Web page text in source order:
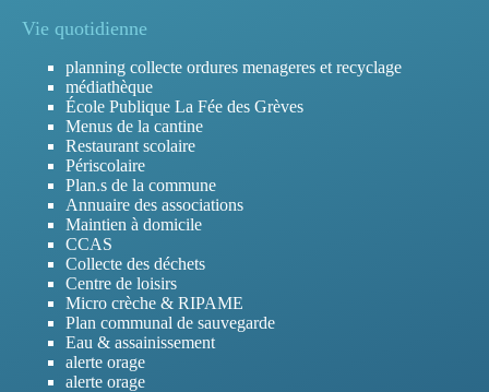
Vie quotidienne
planning collecte ordures menageres et recyclage
médiathèque
École Publique La Fée des Grèves
Menus de la cantine
Restaurant scolaire
Périscolaire
Plan.s de la commune
Annuaire des associations
Maintien à domicile
CCAS
Collecte des déchets
Centre de loisirs
Micro crèche & RIPAME
Plan communal de sauvegarde
Eau & assainissement
alerte orage
alerte orage